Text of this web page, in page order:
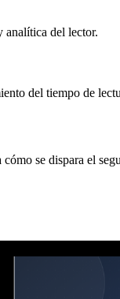
analítica del lector.
del tiempo de
se dispara el